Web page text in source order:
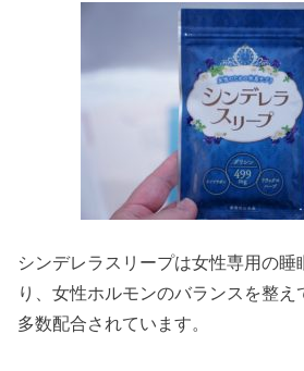
シンデレラスリープは女性専用の睡
り、女性ホルモンのバランスを整
多数配合されています。